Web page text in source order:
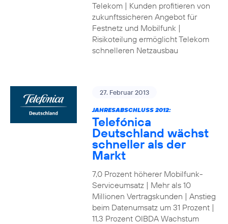
Telekom | Kunden profitieren von
zukunftssicheren Angebot für
Festnetz und Mobilfunk |
Risikoteilung ermöglicht Telekom
schnelleren Netzausbau
27. Februar 2013
JAHRESABSCHLUSS 2012:
Telefónica
Deutschland wächst
schneller als der
Markt
7,0 Prozent höherer Mobilfunk-
Serviceumsatz | Mehr als 10
Millionen Vertragskunden | Anstieg
beim Datenumsatz um 31 Prozent |
11,3 Prozent OIBDA Wachstum